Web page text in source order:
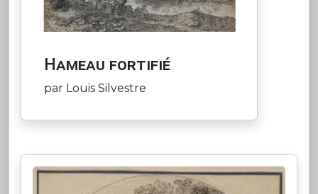
Hameau fortifié
par Louis Silvestre